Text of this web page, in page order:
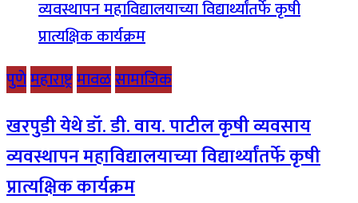
पुणेमहाराष्ट्रमावळसामाजिक
खरपुडी येथे डॉ. डी. वाय. पाटील कृषी व्यवसाय
व्यवस्थापन महाविद्यालयाच्या विद्यार्थ्यांतर्फे कृषी
प्रात्यक्षिक कार्यक्रम